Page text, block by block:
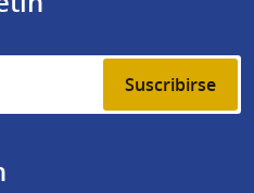
Suscribirse